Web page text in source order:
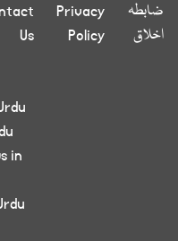
ضابطہ
اخلاق
Privacy
Policy
Us
in